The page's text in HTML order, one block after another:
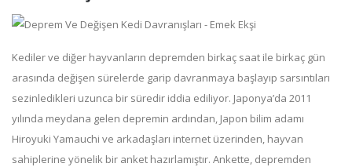
Kediler ve diğer hayvanların depremden birkaç saat ile birkaç gün
arasında değişen sürelerde garip davranmaya başlayıp sarsıntıları
sezinledikleri uzunca bir süredir iddia ediliyor. Japonya’da 2011
yılında meydana gelen depremin ardından, Japon bilim adamı
Hiroyuki Yamauchi ve arkadaşları internet üzerinden, hayvan
sahiplerine yönelik bir anket hazırlamıştır. Ankette, depremden